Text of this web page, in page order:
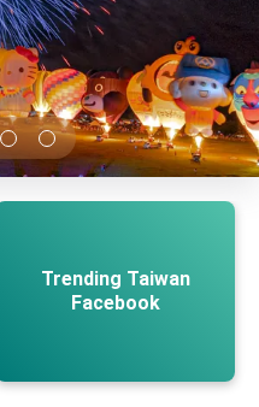
達成6大目標、創5大歷史
3大面向加速臺灣經濟轉型
持並盡速通過
定」確立對等關稅15%且不
品豁免對等關稅
AFP）專訪內容
外交事務》撰文指出：自由
的光華」開幕式，期許數
繁榮夥伴對話」記者會 說
深化台印尼半導體供應鏈合
Trending Taiwan
Facebook